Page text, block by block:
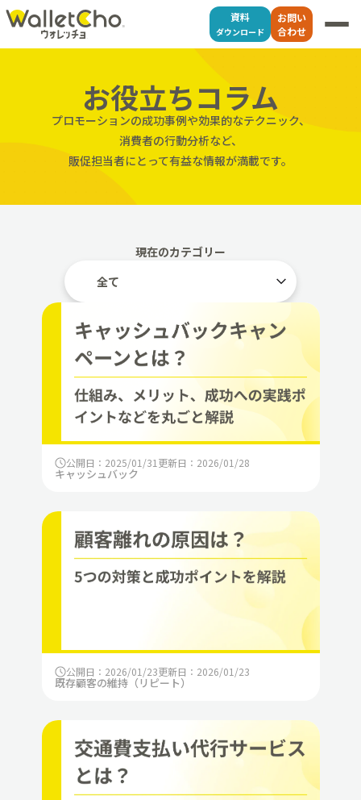
資料
ダウンロード
お問い
合わせ
お役立ちコラム
プロモーションの成功事例や効果的なテクニック、
消費者の行動分析など、
販促担当者にとって有益な情報が満載です。
現在のカテゴリー
公開日：2025/01/31 更新日：2026/01/28
キャッシュバック
公開日：2026/01/23更新日：2026/01/23
既存顧客の維持（リピート）